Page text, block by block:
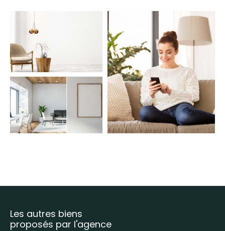
Les autres biens
proposés par l'agence
AFFINER LES CRITÈRES
TERRASSE PARKING PISCINE
FILTRER PAR
COUPS DE COEUR
EXCLUSIVITÉS NOUVEAUTÉS